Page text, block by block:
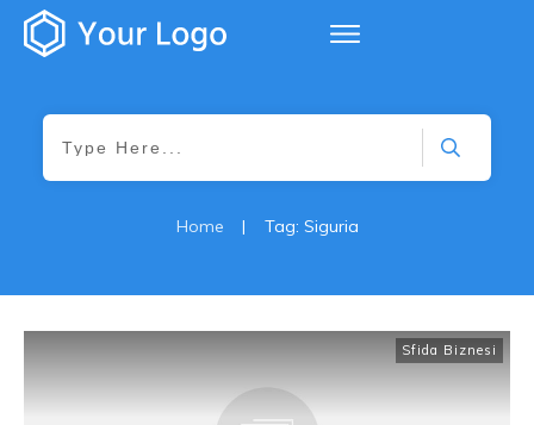
Home | Tag: Siguria
Sfida Biznesi